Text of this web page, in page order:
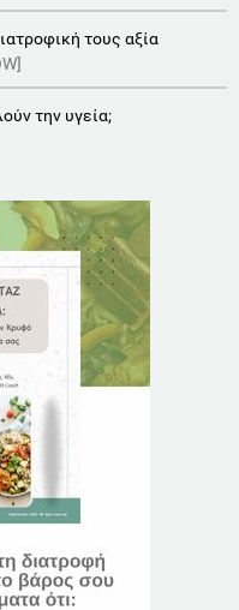
τους αξία
την υγεία;